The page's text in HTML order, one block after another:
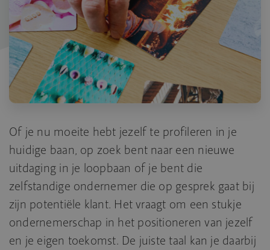
Of je nu moeite hebt jezelf te profileren in je
huidige baan, op zoek bent naar een nieuwe
uitdaging in je loopbaan of je bent die
zelfstandige ondernemer die op gesprek gaat bij
zijn potentiële klant. Het vraagt om een stukje
ondernemerschap in het positioneren van jezelf
en je eigen toekomst. De juiste taal kan je daarbij